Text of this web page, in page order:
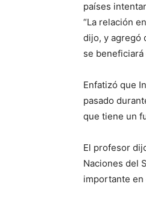
países
“La relación
dijo, y agregó
se
Enfatizó que
pasado
que tiene un
El profesor
Naciones del
importante en